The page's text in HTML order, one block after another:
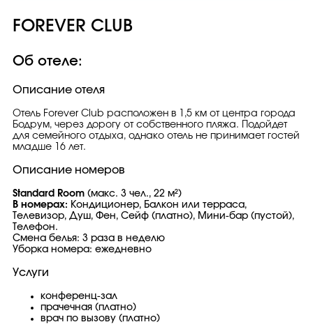
FOREVER CLUB
Об отеле:
Описание отеля
Отель Forever Club расположен в 1,5 км от центра города
Бодрум, через дорогу от собственного пляжа. Подойдет
для семейного отдыха, однако отель не принимает гостей
младше 16 лет.
Описание номеров
Standard Room (макс. 3 чел., 22 м²)
В номерах: Кондиционер, Балкон или терраса,
Телевизор, Душ, Фен, Сейф (платно), Мини-бар (пустой),
Телефон.
Смена белья: 3 раза в неделю
Уборка номера: ежедневно
Услуги
конференц-зал
прачечная (платно)
врач по вызову (платно)